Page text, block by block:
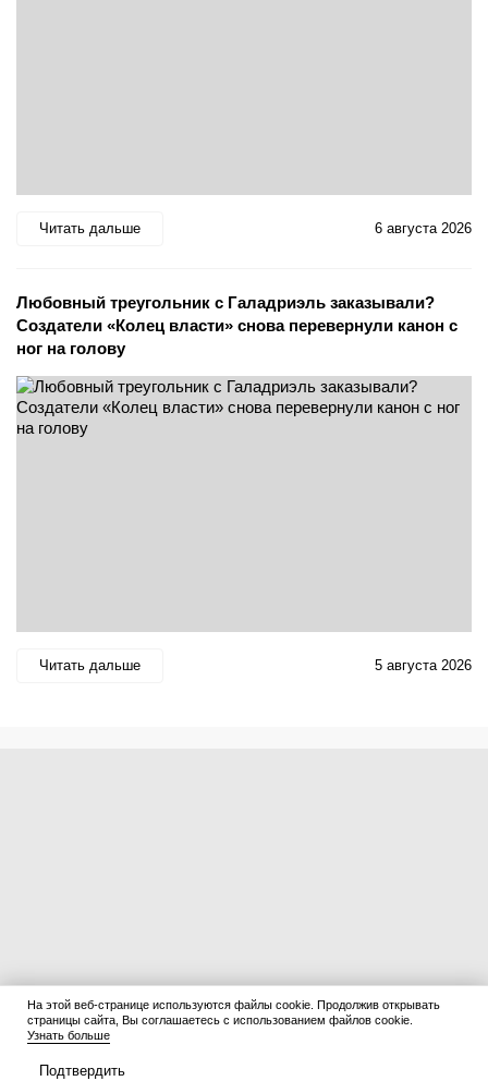
Читать дальше 6 августа 2026
Любовный треугольник с Галадриэль заказывали?
Создатели «Колец власти» снова перевернули канон с
ног на голову
Читать дальше 5 августа 2026
На этой веб-странице используются файлы cookie. Продолжив открывать
страницы сайта, Вы соглашаетесь с использованием файлов cookie.
Узнать больше
Подтвердить